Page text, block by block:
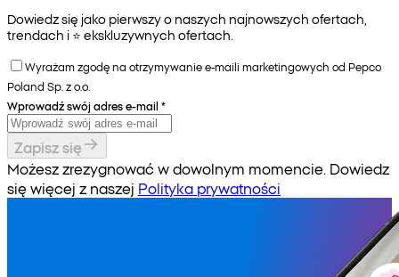
Dowiedz się jako pierwszy o naszych najnowszych ofertach,
trendach i ⭐️ ekskluzywnych ofertach.
Wyrażam zgodę na otrzymywanie e-maili marketingowych od Pepco
Poland Sp. z o.o.
Wprowadź swój adres e-mail *
Zapisz się
Możesz zrezygnować w dowolnym momencie. Dowiedz
się więcej z naszej Polityka prywatności